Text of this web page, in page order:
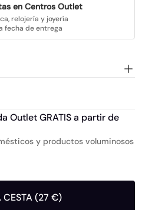
en Centros Outlet
relojería y joyería
fecha de entrega
Outlet GRATIS a partir de
y productos voluminosos
CESTA (27 €)